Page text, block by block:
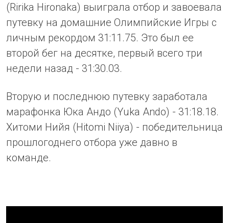
(Ririka Hironaka) выиграла отбор и завоевала
путевку на домашние Олимпийские Игры с
личным рекордом 31:11.75. Это был ее
второй бег на десятке, первый всего три
недели назад - 31:30.03.
Вторую и последнюю путевку заработала
марафонка Юка Андо (Yuka Ando) - 31:18.18.
Хитоми Нийя (Hitomi Niiya) - победительница
прошлогоднего отбора уже давно в
команде.